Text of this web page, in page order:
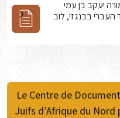
יעקב בן עמי
העברי בבנגזי, לוב
Le Centre de
Juifs d’Afrique du Nord